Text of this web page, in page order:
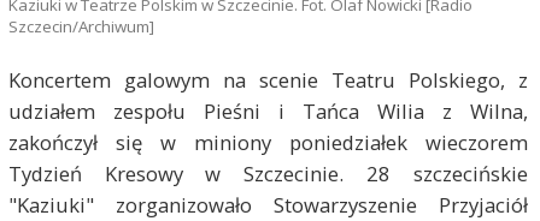
Kaziuki w Teatrze Polskim w Szczecinie. Fot. Olaf Nowicki [Radio
Szczecin/Archiwum]
Koncertem galowym na scenie Teatru Polskiego, z
udziałem zespołu Pieśni i Tańca Wilia z Wilna,
zakończył się w miniony poniedziałek wieczorem
Tydzień Kresowy w Szczecinie. 28 szczecińskie
"Kaziuki" zorganizowało Stowarzyszenie Przyjaciół